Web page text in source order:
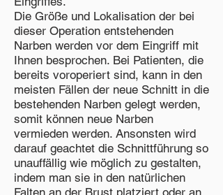
Die Größe und Lokalisation der bei
dieser Operation entstehenden
Narben werden vor dem Eingriff mit
Ihnen besprochen. Bei Patienten, die
bereits voroperiert sind, kann in den
meisten Fällen der neue Schnitt in die
bestehenden Narben gelegt werden,
somit können neue Narben
vermieden werden. Ansonsten wird
darauf geachtet die Schnittführung so
unauffällig wie möglich zu gestalten,
indem man sie in den natürlichen
Falten an der Brust platziert oder an